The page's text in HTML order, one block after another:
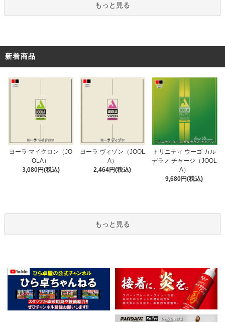
もっと見る
新着商品
ヨーラ マイクロン（JO
OLA）
3,080円(税込)
ヨーラ ヴィゾン（JOOL
A）
2,464円(税込)
トリニティ ウーゴ カル
デラノ チャージ（JOOL
A）
9,680円(税込)
もっと見る